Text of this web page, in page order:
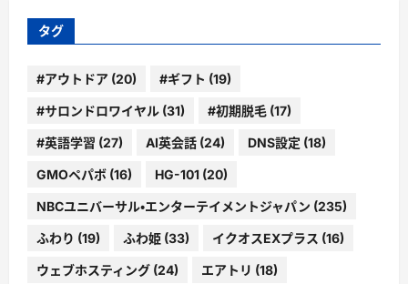
ブ
タグ
#アウトドア (20) #ギフト (19)
#サロンドロワイヤル (31) #初期脱毛 (17)
#英語学習 (27) AI英会話 (24) DNS設定 (18)
GMOペパボ (16) HG-101 (20)
NBCユニバーサル・エンターテイメントジャパン (235)
ふわり (19) ふわ姫 (33) イクオスEXプラス (16)
ウェブホスティング (24) エアトリ (18)